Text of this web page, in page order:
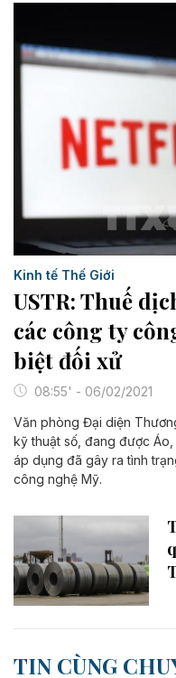
Kinh tế Thế Giới
USTR: Thuế
các công ty
biệt đối xử
08:55' - 06/02/2021
Văn phòng Đại diện
kỹ thuật số, đang được
áp dụng đã gây ra tình
công nghệ Mỹ.
TIN CÙNG